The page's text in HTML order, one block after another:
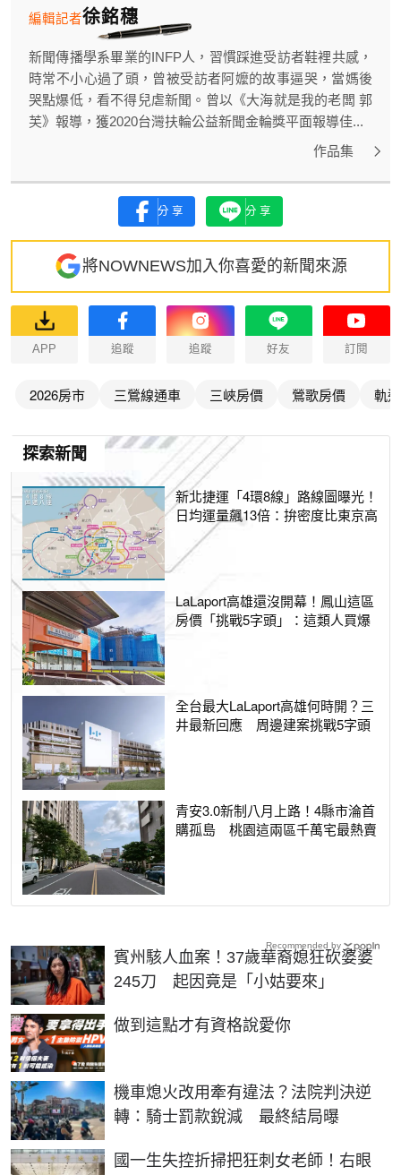
徐銘穗
編輯記者
新聞傳播學系畢業的INFP人，習慣踩進受訪者鞋裡共感，
時常不小心過了頭，曾被受訪者阿嬤的故事逼哭，當媽後
哭點爆低，看不得兒虐新聞。曾以《大海就是我的老闆 郭
芙》報導，獲2020台灣扶輪公益新聞金輪獎平面報導佳...
作品集
分享 分享
將NOWNEWS加入你喜愛的新聞來源
APP 追蹤 追蹤 好友 訂閱
2026房市 三鶯線通車 三峽房價 鶯歌房價 軌
探索新聞
新北捷運「4環8線」路線圖曝光！
日均運量飆13倍：拚密度比東京高
LaLaport高雄還沒開幕！鳳山這區
房價「挑戰5字頭」：這類人買爆
全台最大LaLaport高雄何時開？三
井最新回應 周邊建案挑戰5字頭
青安3.0新制八月上路！4縣市淪首
購孤島 桃園這兩區千萬宅最熱賣
賓州駭人血案！37歲華裔媳狂砍婆婆
245刀 起因竟是「小姑要來」
做到這點才有資格說愛你
PR
機車熄火改用牽有違法？法院判決逆
轉：騎士罰款銳減 最終結局曝
國一生失控折掃把狂刺女老師！右眼
Recommended by